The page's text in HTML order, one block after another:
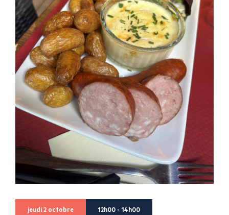
jeudi 2 octobre 12h00 - 14h00